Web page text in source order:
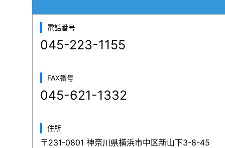
電話番号
045-223-1155
FAX番号
045-621-1332
住所
〒231-0801 神奈川県横浜市中区新山下3-8-45